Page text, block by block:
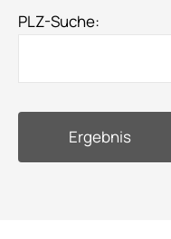
PLZ-Suche:
Ergebnis